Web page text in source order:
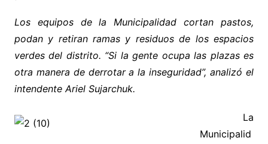
Los equipos de la Municipalidad cortan pastos,
podan y retiran ramas y residuos de los espacios
verdes del distrito. “Si la gente ocupa las plazas es
otra manera de derrotar a la inseguridad”, analizó el
intendente Ariel Sujarchuk.
La
Municipalid